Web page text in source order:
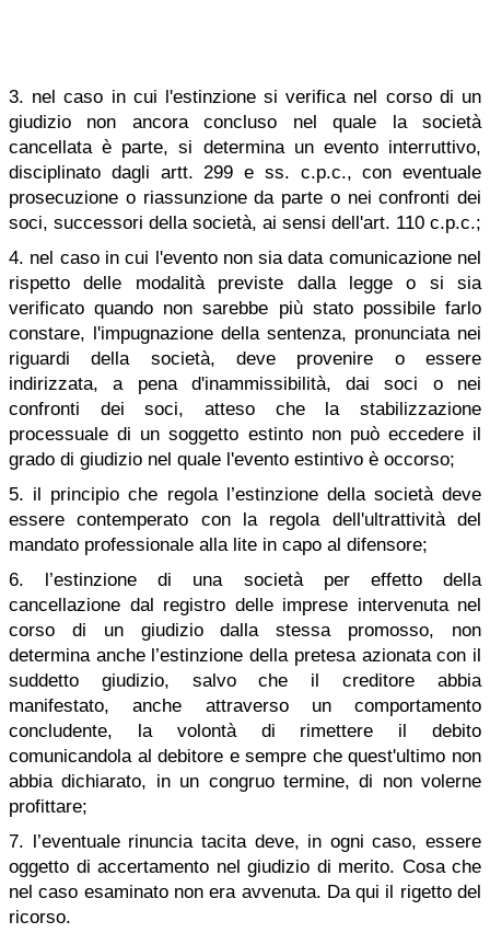
3. nel caso in cui l'estinzione si verifica nel corso di un
giudizio non ancora concluso nel quale la società
cancellata è parte, si determina un evento interruttivo,
disciplinato dagli artt. 299 e ss. c.p.c., con eventuale
prosecuzione o riassunzione da parte o nei confronti dei
soci, successori della società, ai sensi dell'art. 110 c.p.c.;
4. nel caso in cui l'evento non sia data comunicazione nel
rispetto delle modalità previste dalla legge o si sia
verificato quando non sarebbe più stato possibile farlo
constare, l'impugnazione della sentenza, pronunciata nei
riguardi della società, deve provenire o essere
indirizzata, a pena d'inammissibilità, dai soci o nei
confronti dei soci, atteso che la stabilizzazione
processuale di un soggetto estinto non può eccedere il
grado di giudizio nel quale l'evento estintivo è occorso;
5. il principio che regola l’estinzione della società deve
essere contemperato con la regola dell'ultrattività del
mandato professionale alla lite in capo al difensore;
6. l’estinzione di una società per effetto della
cancellazione dal registro delle imprese intervenuta nel
corso di un giudizio dalla stessa promosso, non
determina anche l’estinzione della pretesa azionata con il
suddetto giudizio, salvo che il creditore abbia
manifestato, anche attraverso un comportamento
concludente, la volontà di rimettere il debito
comunicandola al debitore e sempre che quest'ultimo non
abbia dichiarato, in un congruo termine, di non volerne
profittare;
7. l’eventuale rinuncia tacita deve, in ogni caso, essere
oggetto di accertamento nel giudizio di merito. Cosa che
nel caso esaminato non era avvenuta. Da qui il rigetto del
ricorso.